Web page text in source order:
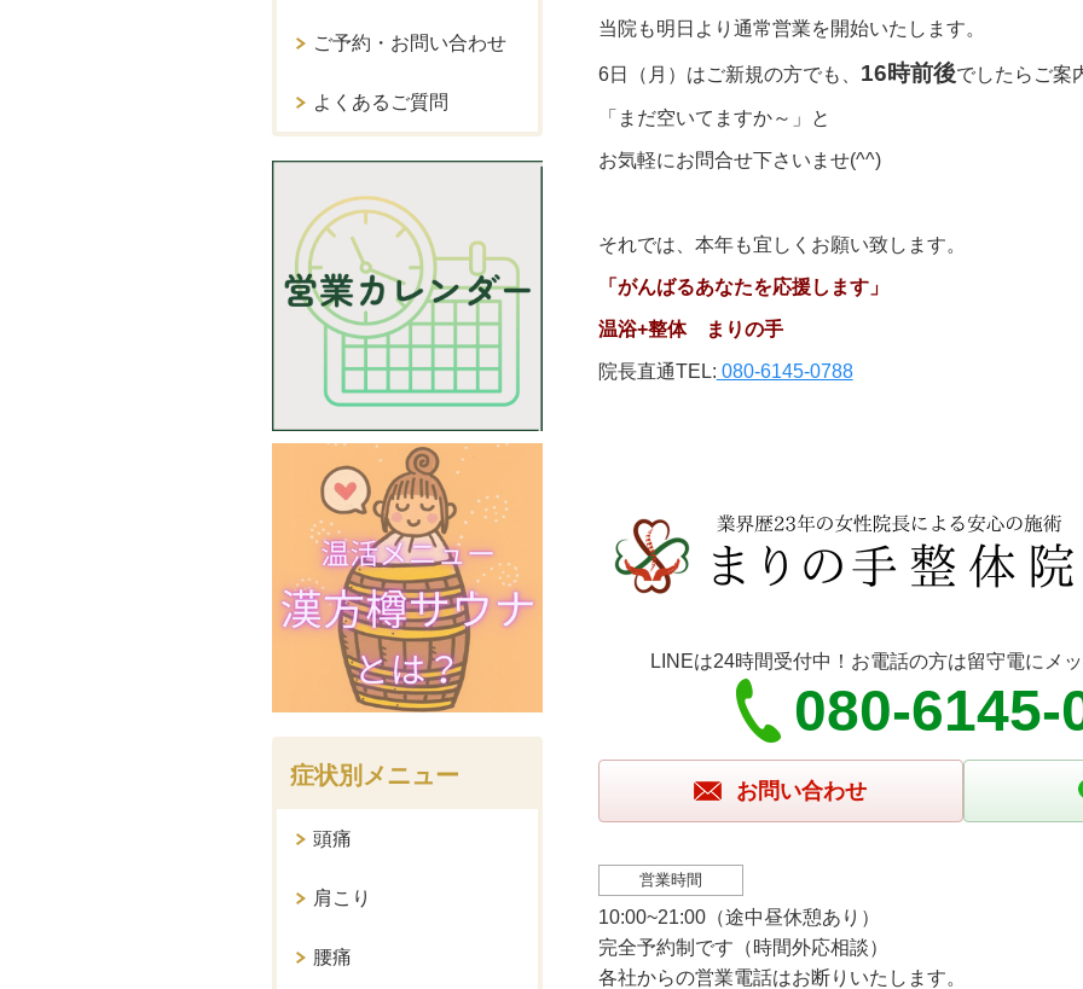
当院も明日より通常営業を開始いたします。
6日（月）はご新規の方でも、 16時前後でしたらご案
「まだ空いてますか～」と
お気軽にお問合せ下さいませ(^^)
それでは、本年も宜しくお願い致します。
「がんばるあなたを応援します」
温浴+整体 まりの手
院長直通TEL: 080-6145-0788
LINEは24時間受付中！お電話の方は留守電にメ
080-6145-
お問い合わせ
営業時間
10:00~21:00（途中昼休憩あり）
完全予約制です（時間外応相談）
各社からの営業電話はお断りいたします。
ご予約・お問い合わせ
よくあるご質問
症状別メニュー
頭痛
肩こり
腰痛